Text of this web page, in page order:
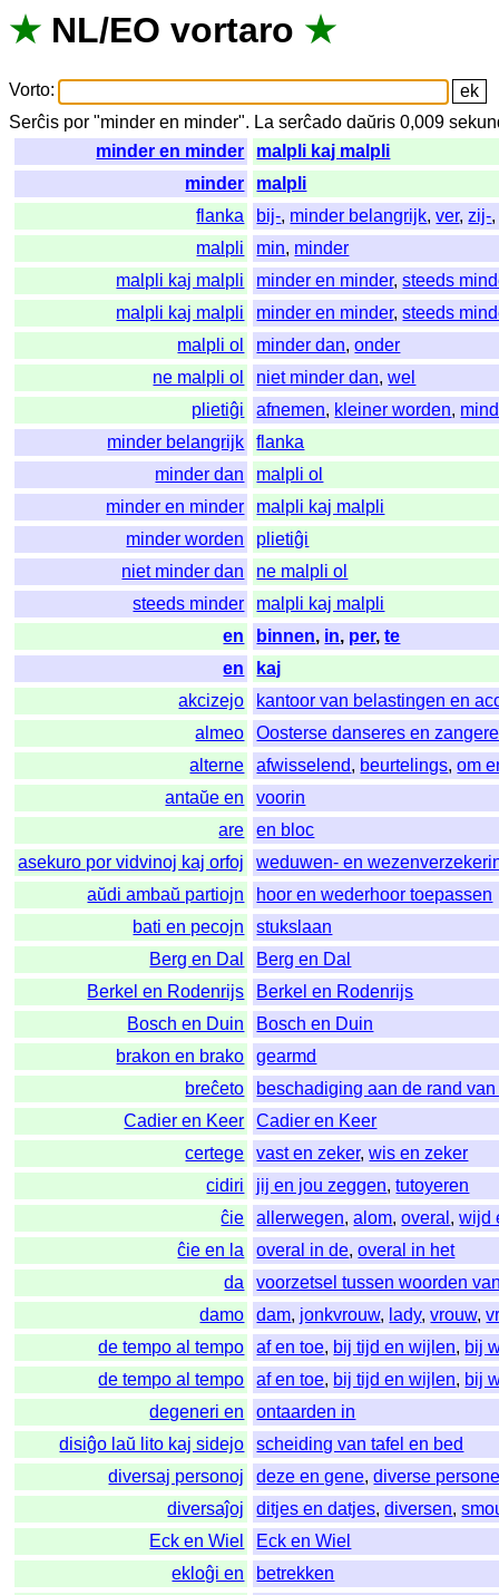
★ NL/EO vortaro ★
Vorto:
Serĉis por "minder en minder". La serĉado daŭris 0,009
minder en minder
malpli kaj malpli
minder
malpli
flanka
bij-, minder belangrijk,ver,zij-
malpli
min, minder
malpli kaj malpli
minder en minder,steeds
malpli kaj malpli
minder en minder,steeds
malpli ol
minder dan,onder
ne malpli ol
niet minder dan,wel
plietiĝi
afnemen, kleiner worden,
minder belangrijk
flanka
minder dan
malpli ol
minder en minder
malpli kaj malpli
minder worden
plietiĝi
niet minder dan
ne malpli ol
steeds minder
malpli kaj malpli
en
binnen, in, per,te
en
kaj
akcizejo
kantoor van belastingen en
almeo
Oosterse danseres en
alterne
afwisselend, beurtelings,om
antaŭe en
voorin
are
en bloc
asekuro por vidvinoj kaj orfoj
weduwen- en
aŭdi ambaŭ partiojn
hoor en wederhoor toepassen
bati en pecojn
stukslaan
Berg en Dal
Berg en Dal
Berkel en Rodenrijs
Berkel en Rodenrijs
Bosch en Duin
Bosch en Duin
brakon en brako
gearmd
breĉeto
beschadiging aan de rand
Cadier en Keer
Cadier en Keer
certege
vast en zeker,wis en zeker
cidiri
jij en jou zeggen,tutoyeren
ĉie
allerwegen,alom,overal ,wijd
ĉie en la
overal in de,overal in het
da
voorzetsel tussen woorden
damo
dam, jonkvrouw, lady,vrouw,
de tempo al tempo
af en toe, bij tijd en wijlen, bij
de tempo al tempo
af en toe, bij tijd en wijlen, bij
degeneri en
ontaarden in
disiĝo laŭ lito kaj sidejo
scheiding van tafel en bed
diversaj personoj
deze en gene,diverse
diversaĵoj
ditjes en datjes,diversen,
Eck en Wiel
Eck en Wiel
ekloĝi en
betrekken